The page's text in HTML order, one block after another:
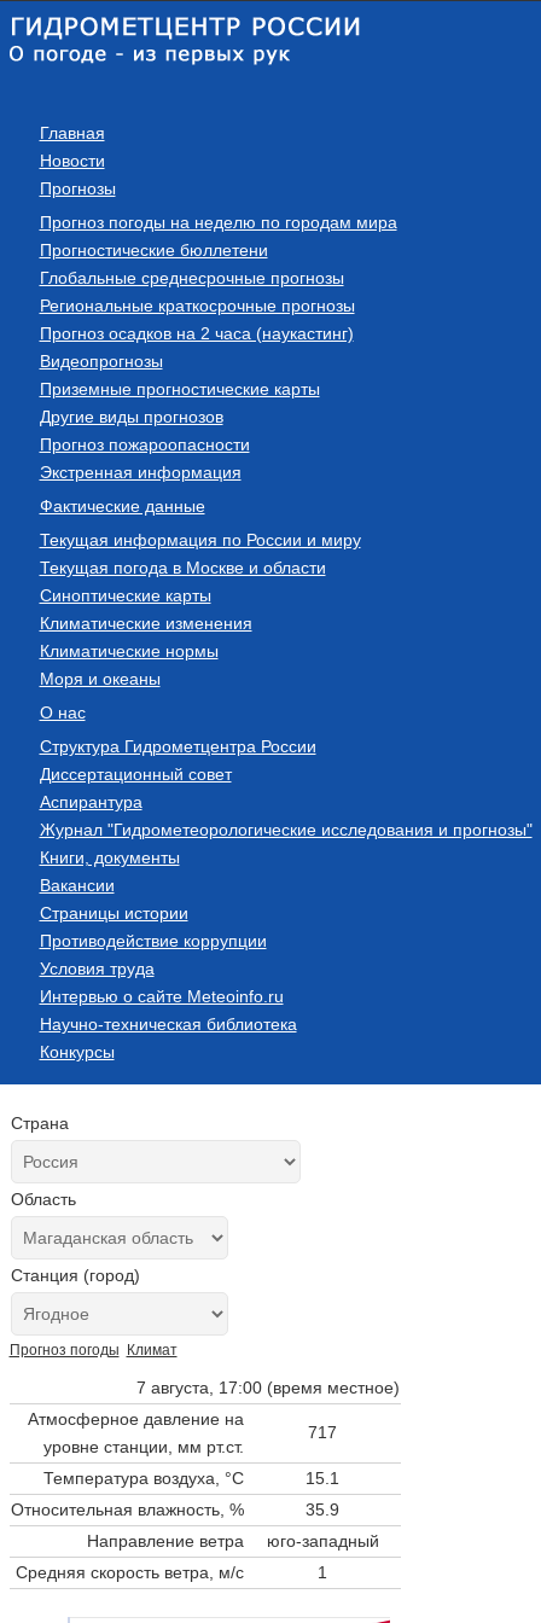
Главная
Новости
Прогнозы
Прогноз погоды на неделю по городам мира
Прогностические бюллетени
Глобальные среднесрочные прогнозы
Региональные краткосрочные прогнозы
Прогноз осадков на 2 часа (наукастинг)
Видеопрогнозы
Приземные прогностические карты
Другие виды прогнозов
Прогноз пожароопасности
Экстренная информация
Фактические данные
Текущая информация по России и миру
Текущая погода в Москве и области
Синоптические карты
Климатические изменения
Климатические нормы
Моря и океаны
О нас
Структура Гидрометцентра России
Диссертационный совет
Аспирантура
Журнал "Гидрометеорологические исследования и прогнозы"
Книги, документы
Вакансии
Страницы истории
Противодействие коррупции
Условия труда
Интервью о сайте Meteoinfo.ru
Научно-техническая библиотека
Конкурсы
Страна
Область
Станция (город)
Прогноз погоды Климат
7 августа, 17:00 (время местное)
Атмосферное давление на
уровне станции, мм рт.ст.
717
Температура воздуха, °C
15.1
Относительная влажность, %
35.9
Направление ветра
юго-западный
Средняя скорость ветра, м/с
1